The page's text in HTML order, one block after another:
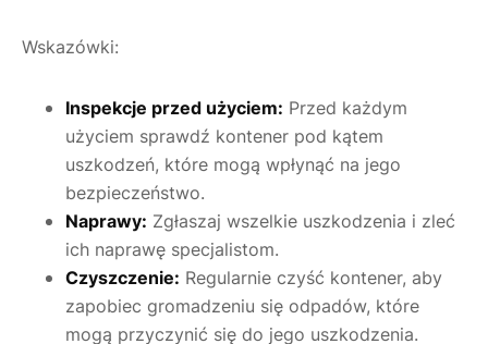
Wskazówki:
Inspekcje przed użyciem: Przed każdym
użyciem sprawdź kontener pod kątem
uszkodzeń, które mogą wpłynąć na jego
bezpieczeństwo.
Naprawy: Zgłaszaj wszelkie uszkodzenia i zleć
ich naprawę specjalistom.
Czyszczenie: Regularnie czyść kontener, aby
zapobiec gromadzeniu się odpadów, które
mogą przyczynić się do jego uszkodzenia.